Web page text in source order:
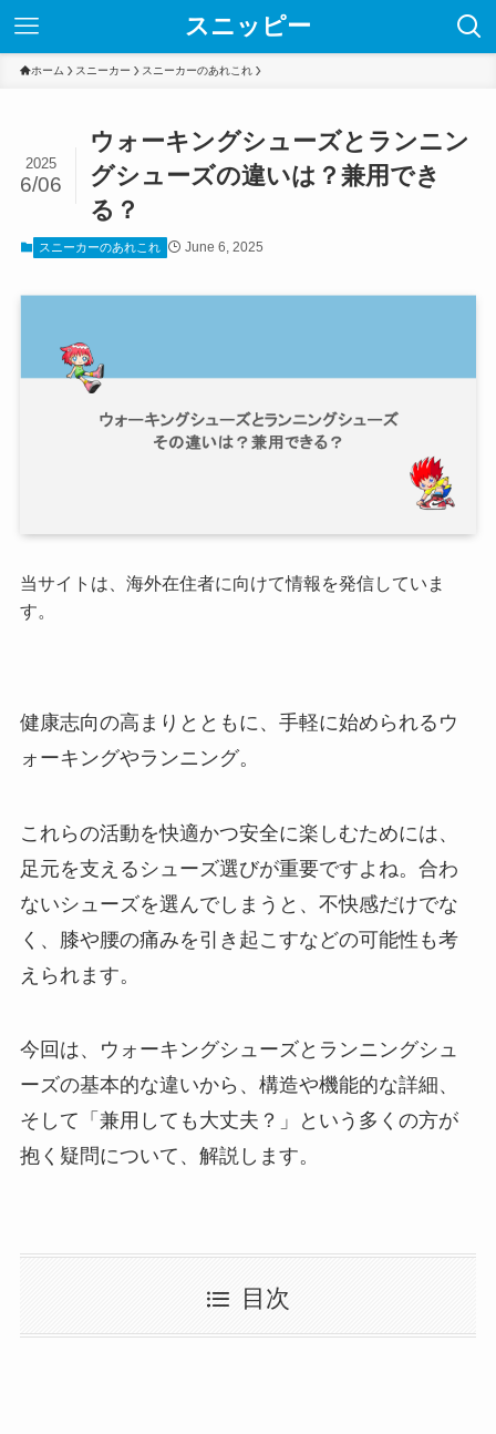
スニッピー
ホーム スニーカー スニーカーのあれこれ
ウォーキングシューズとランニン
グシューズの違いは？兼用でき
る？
2025
6/06
スニーカーのあれこれ June 6, 2025
当サイトは、海外在住者に向けて情報を発信していま
す。
健康志向の高まりとともに、手軽に始められるウ
ォーキングやランニング。
これらの活動を快適かつ安全に楽しむためには、
足元を支えるシューズ選びが重要ですよね。合わ
ないシューズを選んでしまうと、不快感だけでな
く、膝や腰の痛みを引き起こすなどの可能性も考
えられます。
今回は、ウォーキングシューズとランニングシュ
ーズの基本的な違いから、構造や機能的な詳細、
そして「兼用しても大丈夫？」という多くの方が
抱く疑問について、解説します。
目次